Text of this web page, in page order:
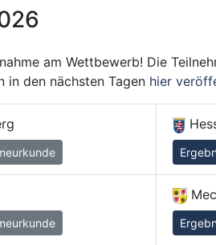
am Wettbewerb! Die
in den nächsten Tagen hier